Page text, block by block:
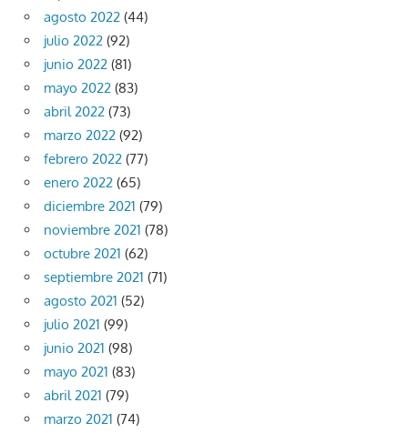
agosto 2022 (44)
julio 2022 (92)
junio 2022 (81)
mayo 2022 (83)
abril 2022 (73)
marzo 2022 (92)
febrero 2022 (77)
enero 2022 (65)
diciembre 2021 (79)
noviembre 2021 (78)
octubre 2021 (62)
septiembre 2021 (71)
agosto 2021 (52)
julio 2021 (99)
junio 2021 (98)
mayo 2021 (83)
abril 2021 (79)
marzo 2021 (74)